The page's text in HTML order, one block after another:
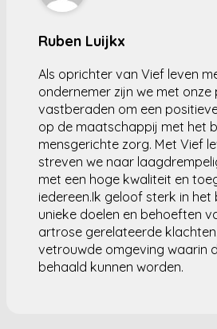
Ruben Luijkx
Als oprichter van Vief leven
ondernemer zijn we met
vastberaden om een
op de maatschappij met het
mensgerichte zorg. Met Vief
streven we naar
met een hoge kwaliteit en
iedereen.Ik geloof sterk in
unieke doelen en behoeften
artrose gerelateerde
vetrouwde omgeving waarin
behaald kunnen worden.